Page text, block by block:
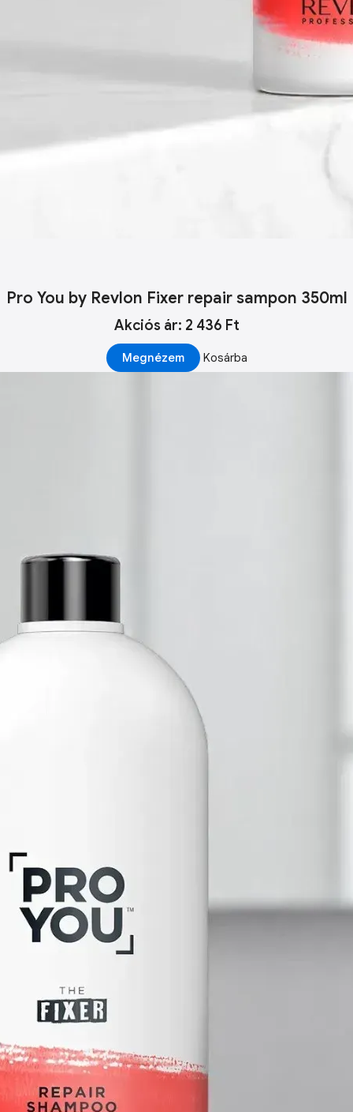
Pro You by Revlon Fixer repair sampon 350ml
Akciós ár: 2 436 Ft
Megnézem Kosárba